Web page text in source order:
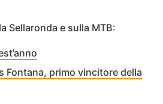
Sellaronda e sulla MTB:
Fontana, primo vincitore della